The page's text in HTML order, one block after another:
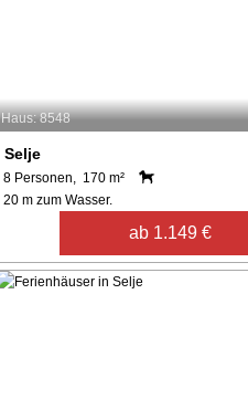
Haus: 8548
Selje
8 Personen, 170 m²
20 m zum Wasser.
ab 1.149 €